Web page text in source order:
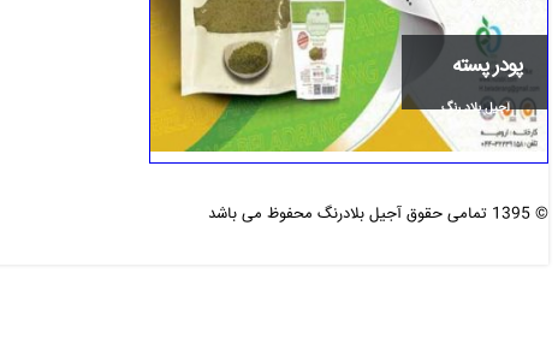
پودر پسته
آجیل بلاد رنگ
© 1395 تمامی حقوق آجیل بلادرنگ محفوظ می باشد